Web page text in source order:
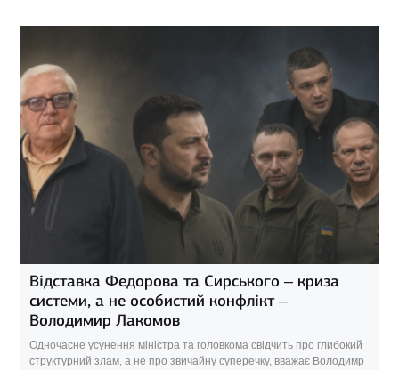
Відставка Федорова та Сирського – криза
системи, а не особистий конфлікт –
Володимир Лакомов
Одночасне усунення міністра та головкома свідчить про глибокий
структурний злам, а не про звичайну суперечку, вважає Володимр